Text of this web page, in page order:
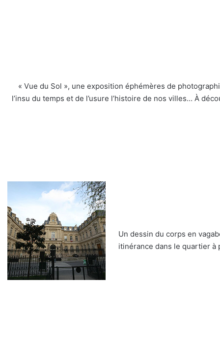
« Vue du Sol », une exposition éphémères de
l’insu du temps et de l’usure l’histoire de nos villes… À
Un dessin du corps en
itinérance dans le quartier à